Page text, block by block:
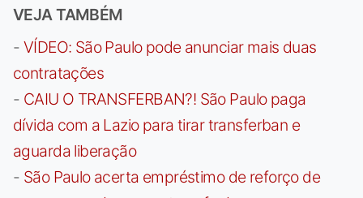
VEJA TAMBÉM
- VÍDEO: São Paulo pode anunciar mais duas
contratações
- CAIU O TRANSFERBAN?! São Paulo paga
dívida com a Lazio para tirar transferban e
aguarda liberação
- São Paulo acerta empréstimo de reforço de